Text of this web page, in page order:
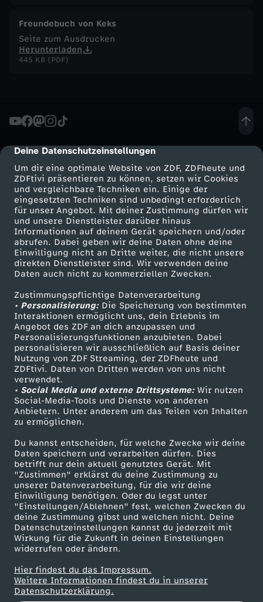
cmp-dialog-description
Deine Datenschutzeinstellungen
Um dir eine optimale Website von ZDF, ZDFheute und
ZDFtivi präsentieren zu können, setzen wir Cookies
und vergleichbare Techniken ein. Einige der
eingesetzten Techniken sind unbedingt erforderlich
für unser Angebot. Mit deiner Zustimmung dürfen wir
und unsere Dienstleister darüber hinaus
Informationen auf deinem Gerät speichern und/oder
abrufen. Dabei geben wir deine Daten ohne deine
Einwilligung nicht an Dritte weiter, die nicht unsere
direkten Dienstleister sind. Wir verwenden deine
Daten auch nicht zu kommerziellen Zwecken.
Zustimmungspflichtige Datenverarbeitung
• Personalisierung:Die Speicherung von bestimmten
Interaktionen ermöglicht uns, dein Erlebnis im
Angebot des ZDF an dich anzupassen und
Personalisierungsfunktionen anzubieten. Dabei
personalisieren wir ausschließlich auf Basis deiner
Nutzung von ZDF Streaming, der ZDFheute und
ZDFtivi. Daten von Dritten werden von uns nicht
verwendet.
• Social Media und externe Drittsysteme:Wir nutzen
Social-Media-Tools und Dienste von anderen
Anbietern. Unter anderem um das Teilen von Inhalten
zu ermöglichen.
Du kannst entscheiden, für welche Zwecke wir deine
Daten speichern und verarbeiten dürfen. Dies
betrifft nur dein aktuell genutztes Gerät. Mit
"Zustimmen" erklärst du deine Zustimmung zu
unserer Datenverarbeitung, für die wir deine
Einwilligung benötigen. Oder du legst unter
"Einstellungen/Ablehnen" fest, welchen Zwecken du
deine Zustimmung gibst und welchen nicht. Deine
Datenschutzeinstellungen kannst du jederzeit mit
Wirkung für die Zukunft in deinen Einstellungen
widerrufen oder ändern.
Hier findest du das Impressum.
Weitere Informationen findest du in unserer
Datenschutzerklärung.
c
h
i
f
t
-
G
e
h
e
i
m
n
i
s
v
o
l
l
Freundebuch von Keks
Seite zum Ausdrucken
Herunterladen
445 KB (PDF)
Mehr ZDF
ZDF-Apps
Smart TV
ZDFtext
Livestreams
Sendungen A-Z
TV-Programm
Service
ZDFmitreden
Kontakt zum ZDF
Tickets
Zuschauerservice
Hilfe
ZDF Unternehmen
Karriere
ZDF goes Schule
Werbefernsehen
Mainzelmännchen
Partner